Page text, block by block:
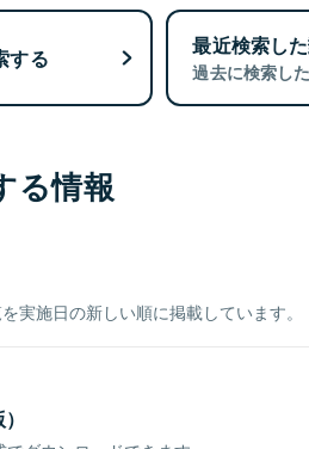
する 最近検索し
過去に検索し
る情報
実施日の新しい順に掲載しています。